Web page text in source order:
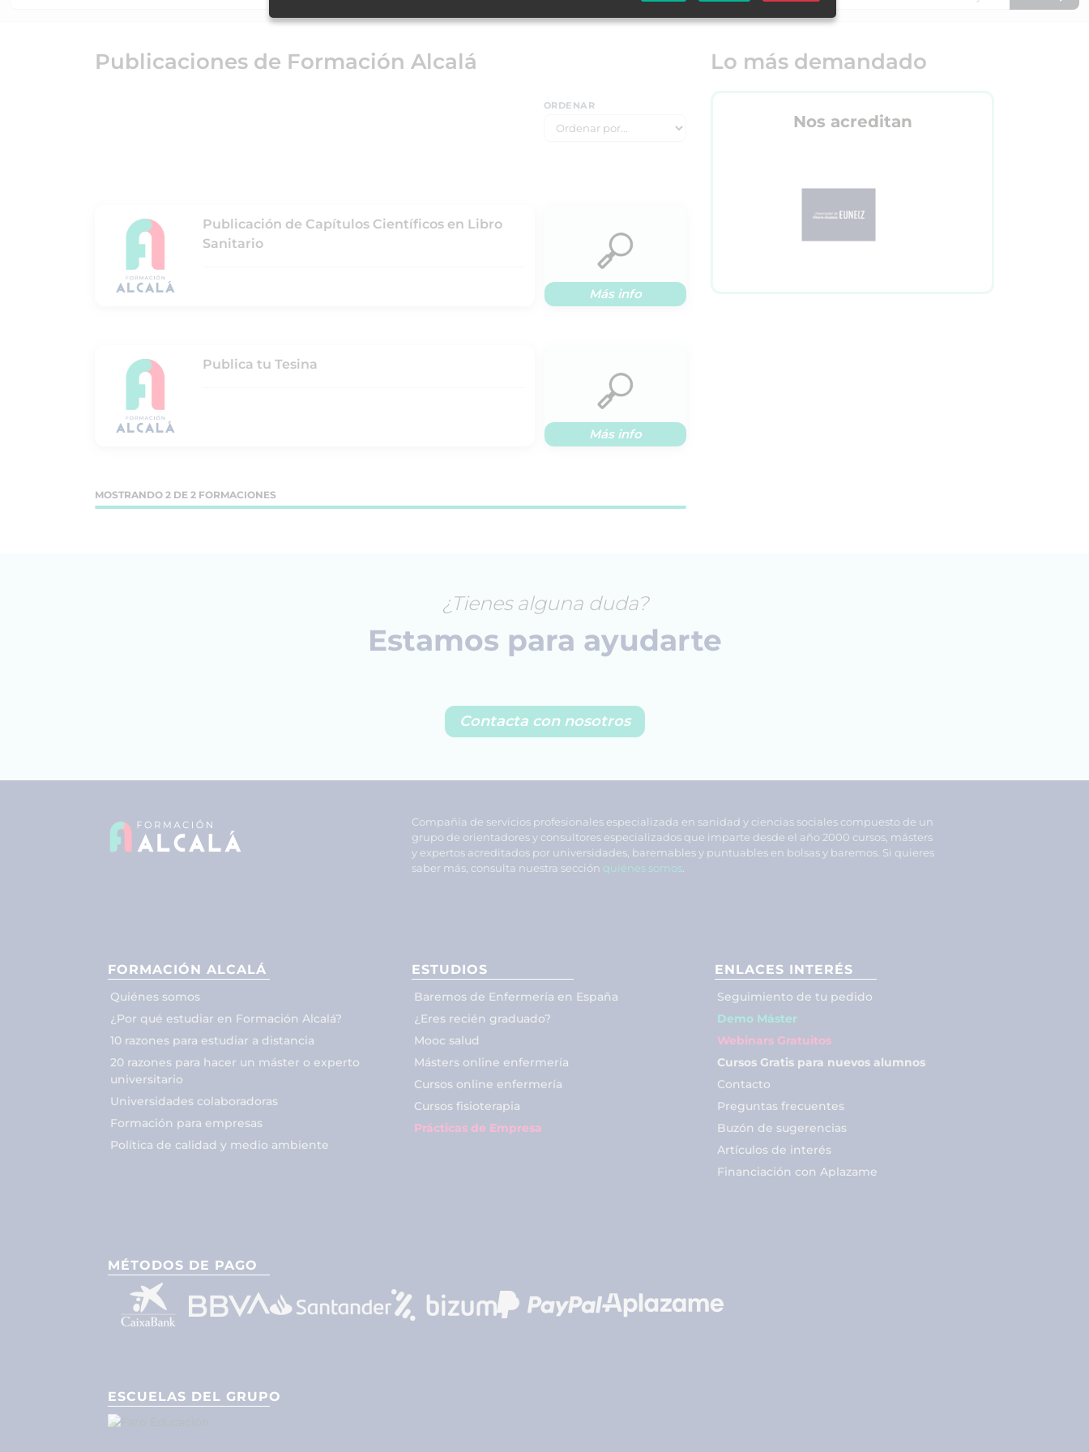
Publicaciones de Formación Alcalá
ORDENAR
Publicación de Capítulos Científicos en Libro
Sanitario
Más info
Publica tu Tesina
Más info
MOSTRANDO 2 DE 2 FORMACIONES
Lo más demandado
Nos acreditan
¿Tienes alguna duda?
Estamos para ayudarte
Contacta con nosotros
Compañía de servicios profesionales especializada en sanidad y ciencias sociales compuesto de un
grupo de orientadores y consultores especializados que imparte desde el año 2000 cursos, másters
y expertos acreditados por universidades, baremables y puntuables en bolsas y baremos. Si quieres
saber más, consulta nuestra sección quiénes somos.
FORMACIÓN ALCALÁ
Quiénes somos
¿Por qué estudiar en Formación Alcalá?
10 razones para estudiar a distancia
20 razones para hacer un máster o experto
universitario
Universidades colaboradoras
Formación para empresas
Política de calidad y medio ambiente
ESTUDIOS
Baremos de Enfermería en España
¿Eres recién graduado?
Mooc salud
Másters online enfermería
Cursos online enfermería
Cursos fisioterapia
Prácticas de Empresa
ENLACES INTERÉS
Seguimiento de tu pedido
Demo Máster
Webinars Gratuitos
Cursos Gratis para nuevos alumnos
Contacto
Preguntas frecuentes
Buzón de sugerencias
Artículos de interés
Financiación con Aplazame
MÉTODOS DE PAGO
ESCUELAS DEL GRUPO